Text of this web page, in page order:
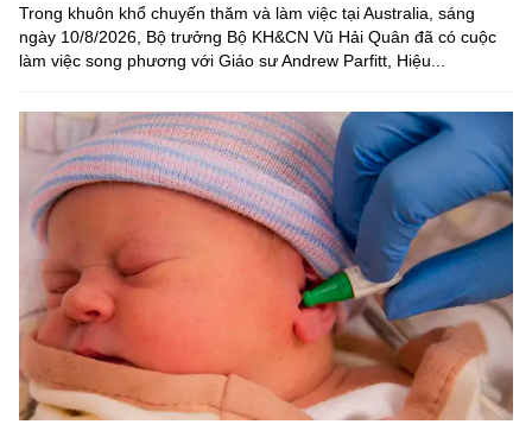
Trong khuôn khổ chuyến thăm và làm việc tại Australia, sáng
ngày 10/8/2026, Bộ trưởng Bộ KH&CN Vũ Hải Quân đã có cuộc
làm việc song phương với Giáo sư Andrew Parfitt, Hiệu...